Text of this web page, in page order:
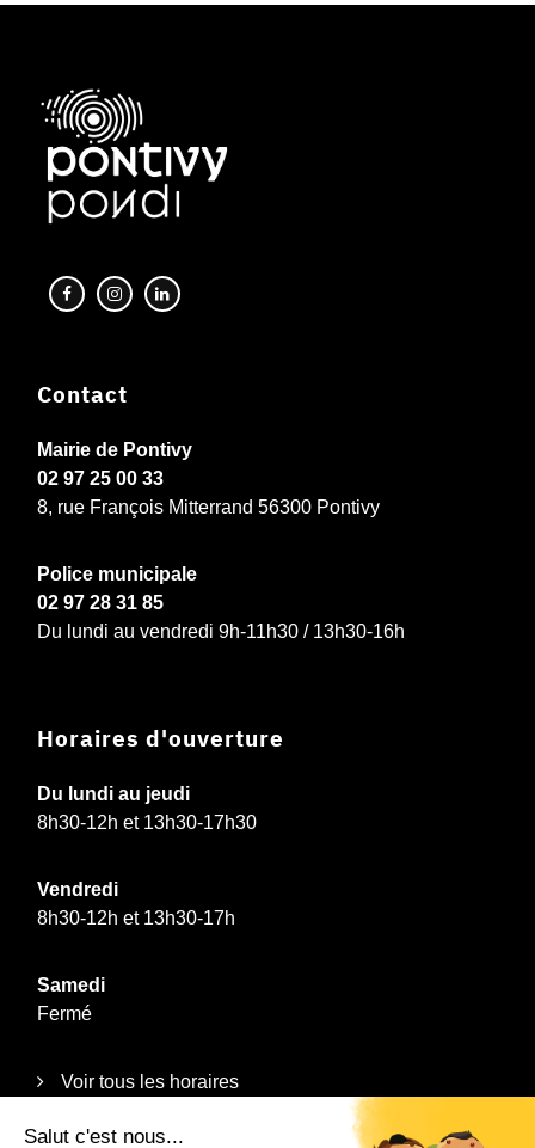
Contact
Mairie de Pontivy
02 97 25 00 33
8, rue François Mitterrand 56300 Pontivy
Police municipale
02 97 28 31 85
Du lundi au vendredi 9h-11h30 / 13h30-16h
Horaires d'ouverture
Du lundi au jeudi
8h30-12h et 13h30-17h30
Vendredi
8h30-12h et 13h30-17h
Samedi
Fermé
Voir tous les horaires